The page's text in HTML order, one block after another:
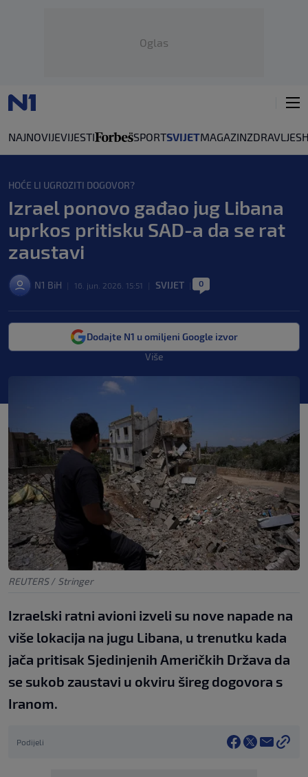
Oglas
NAJNOVIJEVIJESTI SPORTSVIJETMAGAZINZDRAVLJE
HOĆE LI UGROZITI DOGOVOR?
Izrael ponovo gađao jug Libana
uprkos pritisku SAD-a da se rat
zaustavi
N1 BiH 16. jun. 2026. 15:51 SVIJET 0
Dodajte N1 u omiljeni Google izvor
Više
REUTERS / Stringer
Izraelski ratni avioni izveli su nove napade na
više lokacija na jugu Libana, u trenutku kada
jača pritisak Sjedinjenih Američkih Država da
se sukob zaustavi u okviru šireg dogovora s
Iranom.
Podijeli